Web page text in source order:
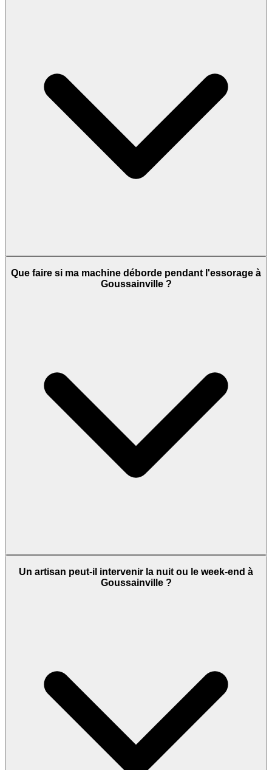
Que faire si ma machine déborde pendant l'essorage à
Goussainville ?
Un artisan peut-il intervenir la nuit ou le week-end à
Goussainville ?